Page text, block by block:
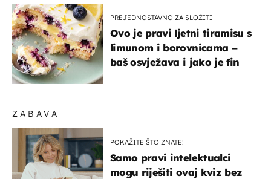
ZABAVA
POKAŽITE ŠTO ZNATE!
Samo pravi intelektualci
mogu riješiti ovaj kviz bez
PREJEDNOSTAVNO ZA SLOŽITI
Ovo je pravi ljetni tiramisu s
limunom i borovnicama –
baš osvježava i jako je fin